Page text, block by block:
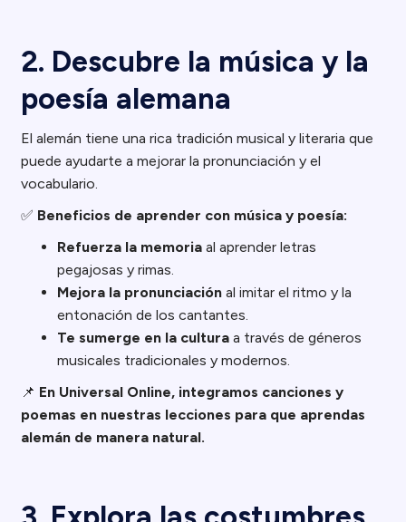
2. Descubre la música y la
poesía alemana
El alemán tiene una rica tradición musical y literaria que
puede ayudarte a mejorar la pronunciación y el
vocabulario.
✅ Beneficios de aprender con música y poesía:
Refuerza la memoria al aprender letras
pegajosas y rimas.
Mejora la pronunciación al imitar el ritmo y la
entonación de los cantantes.
Te sumerge en la cultura a través de géneros
musicales tradicionales y modernos.
📌 En Universal Online, integramos canciones y
poemas en nuestras lecciones para que aprendas
alemán de manera natural.